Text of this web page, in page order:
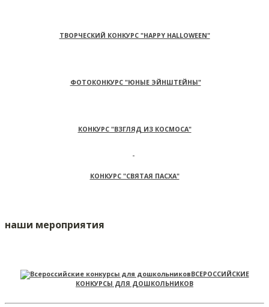
ТВОРЧЕСКИЙ КОНКУРС "HAPPY HALLOWEEN"
ФОТОКОНКУРС "ЮНЫЕ ЭЙНШТЕЙНЫ"
КОНКУРС "ВЗГЛЯД ИЗ КОСМОСА"
КОНКУРС "СВЯТАЯ ПАСХА"
наши мероприятия
ВСЕРОССИЙСКИЕ
КОНКУРСЫ ДЛЯ ДОШКОЛЬНИКОВ